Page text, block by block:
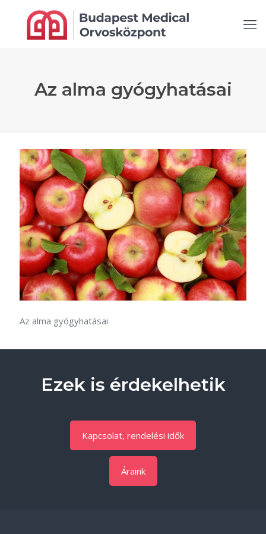
Az alma gyógyhatásai
Az alma gyógyhatásai
Ezek is érdekelhetik
Kapcsolat, rendelési idők
Áraink